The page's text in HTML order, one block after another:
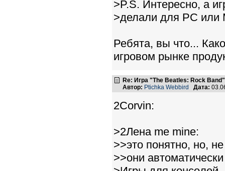
>P.S. Интересно, а
>делали для PC или
Ребята, вы что...
игровом рынке
Re: Игра "The Beatles: Rock Band"
Автор: Ptichka Webbird Дата:
2Corvin:
>2Лена me mine:
>>это понятно, но,
>>они